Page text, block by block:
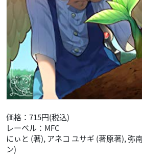
価格：715円(税込)
レーベル：MFC
にぃと (著), アネコ ユサギ (著原著), 弥
ン)